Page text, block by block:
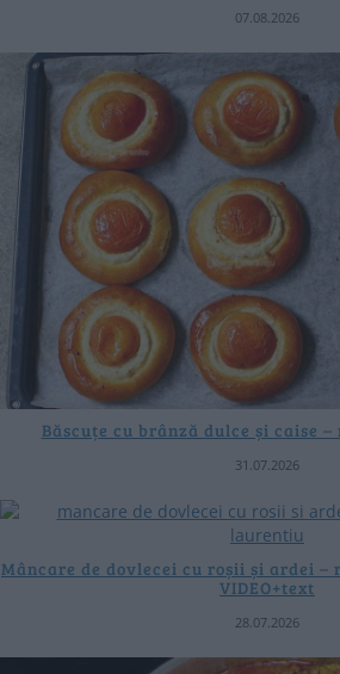
07.08.2026
Băscuțe cu brânză dulce și caise
31.07.2026
Mâncare de dovlecei cu roșii și ardei –
VIDEO+text
28.07.2026